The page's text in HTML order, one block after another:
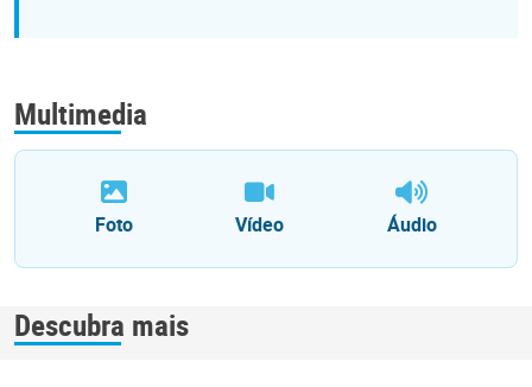
Multimedia
Foto Vídeo Áudio
Descubra mais